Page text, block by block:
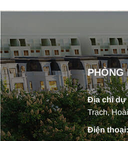
PHÒNG
Địa chỉ dự
Trạch,
Điện thoại: